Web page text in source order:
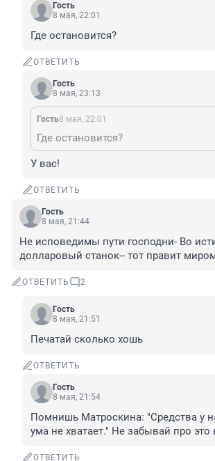
Гость
8 мая, 22:01
Где остановится?
ОТВЕТИТЬ
Гость
8 мая, 23:13
Гость8 мая, 22:01
Где остановится?
У вас!
ОТВЕТИТЬ
Гость
8 мая, 21:44
Не исповедимы пути господни- Во
долларовый станок-- тот правит
ОТВЕТИТЬ 2
Гость
8 мая, 21:51
Печатай сколько хошь
ОТВЕТИТЬ
Гость
8 мая, 21:54
Помнишь Матроскина: "Средства у
ума не хватает." Не забывай про это
ОТВЕТИТЬ